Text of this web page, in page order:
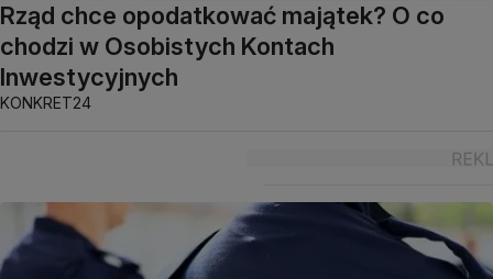
Rząd chce opodatkować majątek? O co
chodzi w Osobistych Kontach
Inwestycyjnych
KONKRET24